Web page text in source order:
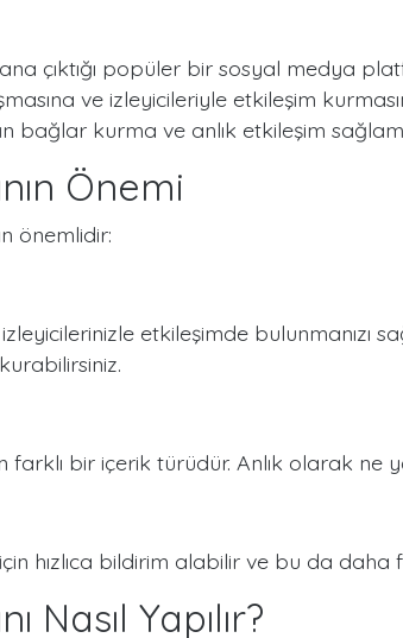
çıktığı popüler bir sosyal medya
ve izleyicileriyle etkileşim
bağlar kurma ve anlık etkileşim
Önemi
önemlidir:
etkileşimde bulunmanızı
bir içerik türüdür. Anlık olarak ne
için hızlıca bildirim alabilir ve bu da
Nasıl Yapılır?